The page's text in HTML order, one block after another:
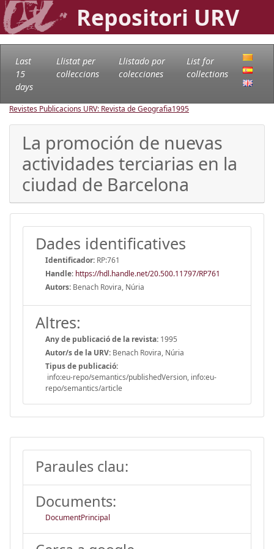
Repositori URV
Last
15
days
Llistat per
col·leccions
Llistado por
colecciones
List for
collections
Revistes Publicacions URV: Revista de Geografia1995
La promoción de nuevas
actividades terciarias en la
ciudad de Barcelona
Dades identificatives
Identificador: RP:761
Handle: https://hdl.handle.net/20.500.11797/RP761
Autors: Benach Rovira, Núria
Altres:
Any de publicació de la revista: 1995
Autor/s de la URV: Benach Rovira, Núria
Tipus de publicació:
info:eu-repo/semantics/publishedVersion, info:eu-
repo/semantics/article
Paraules clau:
Documents:
DocumentPrincipal